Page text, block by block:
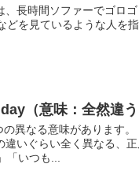
長時間ソファーでゴロ
どを見ているような人を指
（意味：全然違う
異なる意味があります。
いぐらい全く異なる、
「いつも...